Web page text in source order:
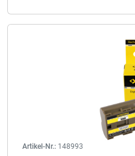
Artikel-Nr.: 148993